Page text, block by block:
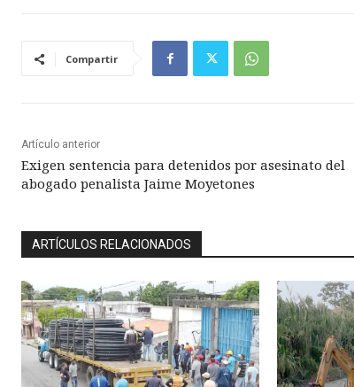
Compartir
Artículo anterior
Exigen sentencia para detenidos por asesinato del
abogado penalista Jaime Moyetones
ARTÍCULOS RELACIONADOS